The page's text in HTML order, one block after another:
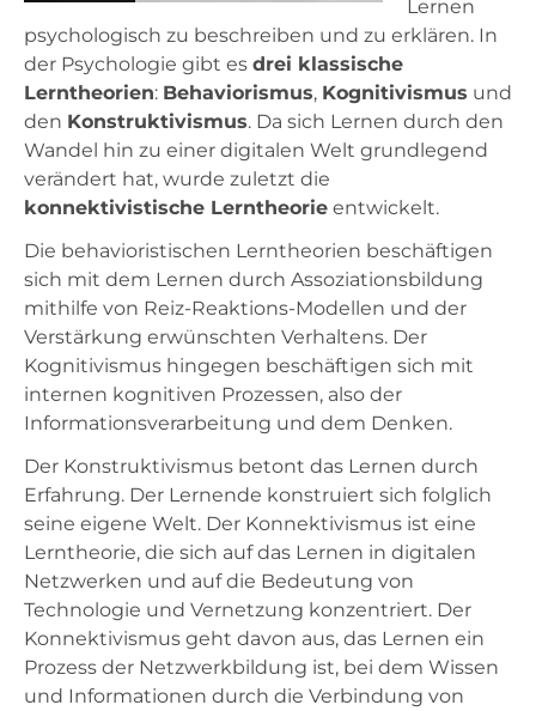
Lernen
psychologisch zu beschreiben und zu erklären. In
der Psychologie gibt es drei klassische
Lerntheorien: Behaviorismus, Kognitivismus und
den Konstruktivismus. Da sich Lernen durch den
Wandel hin zu einer digitalen Welt grundlegend
verändert hat, wurde zuletzt die
konnektivistische Lerntheorie entwickelt.
Die behavioristischen Lerntheorien beschäftigen
sich mit dem Lernen durch Assoziationsbildung
mithilfe von Reiz-Reaktions-Modellen und der
Verstärkung erwünschten Verhaltens. Der
Kognitivismus hingegen beschäftigen sich mit
internen kognitiven Prozessen, also der
Informationsverarbeitung und dem Denken.
Der Konstruktivismus betont das Lernen durch
Erfahrung. Der Lernende konstruiert sich folglich
seine eigene Welt. Der Konnektivismus ist eine
Lerntheorie, die sich auf das Lernen in digitalen
Netzwerken und auf die Bedeutung von
Technologie und Vernetzung konzentriert. Der
Konnektivismus geht davon aus, das Lernen ein
Prozess der Netzwerkbildung ist, bei dem Wissen
und Informationen durch die Verbindung von